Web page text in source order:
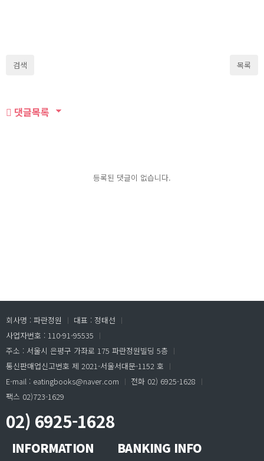
검색 목록
댓글목록
등록된 댓글이 없습니다.
회사명 : 파란정원 ㅣ 대표 : 정태선 ㅣ
사업자번호 : 110-91-95535 ㅣ
주소 : 서울시 은평구 가좌로 175 파란정원빌딩 5층 ㅣ
통신판매업신고번호 제 2021-서울서대문-1152 호 ㅣ
E-mail : eatingbooks@naver.com ㅣ 전화 02) 6925-1628 ㅣ
팩스 02)723-1629
02) 6925-1628
INFORMATION BANKING INFO